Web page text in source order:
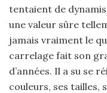
tentaient de
une valeur sûre
jamais vraiment le
carrelage fait son
d’années. Il a su se
couleurs, ses tailles,